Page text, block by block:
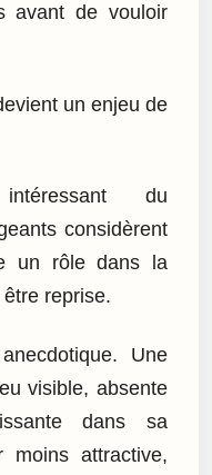
avant de vouloir
un enjeu de
du
considèrent
un rôle dans la
reprise.
Une
visible, absente
dans sa
moins attractive,